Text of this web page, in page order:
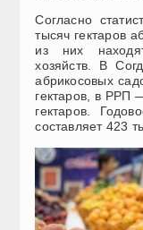
Согласно
тысяч гектаров
из них
хозяйств. В
абрикосовых
гектаров, в РРП
гектаров.
составляет 423